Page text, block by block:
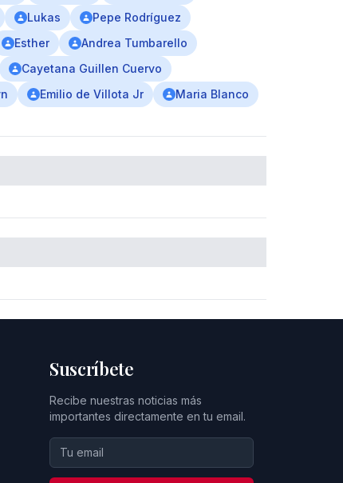
Lukas
Pepe Rodríguez
Esther
Andrea Tumbarello
Cayetana Guillen Cuervo
Emilio de Villota Jr
Maria Blanco
Suscríbete
Recibe nuestras noticias más
importantes directamente en tu email.